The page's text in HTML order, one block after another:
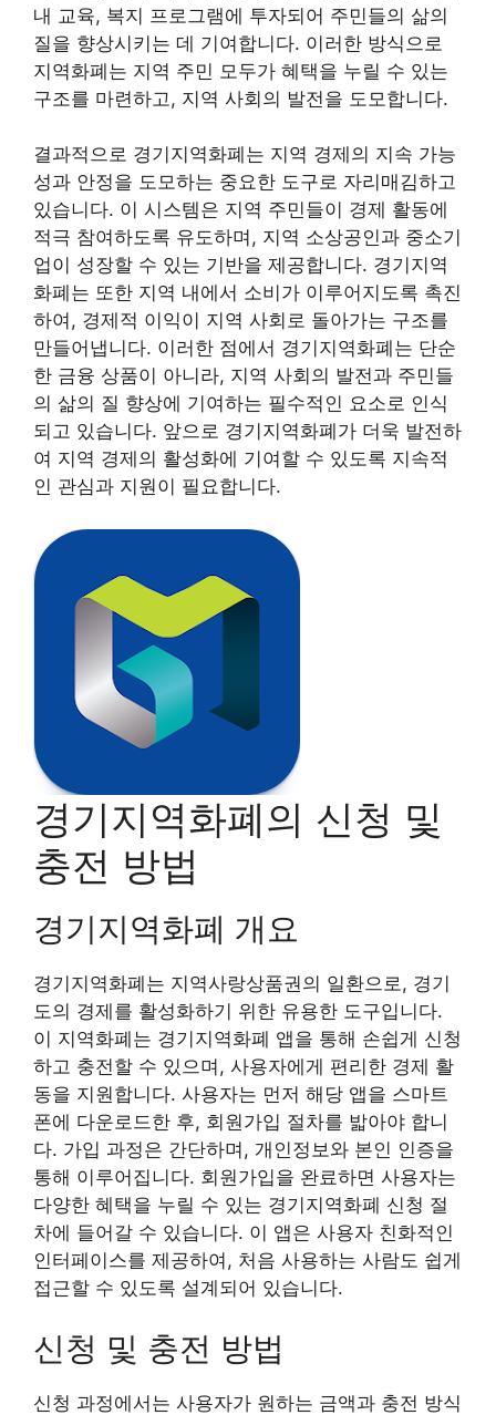
내 교육, 복지 프로그램에 투자되어 주민들의 삶의
질을 향상시키는 데 기여합니다. 이러한 방식으로
지역화폐는 지역 주민 모두가 혜택을 누릴 수 있는
구조를 마련하고, 지역 사회의 발전을 도모합니다.
결과적으로 경기지역화폐는 지역 경제의 지속 가능
성과 안정을 도모하는 중요한 도구로 자리매김하고
있습니다. 이 시스템은 지역 주민들이 경제 활동에
적극 참여하도록 유도하며, 지역 소상공인과 중소기
업이 성장할 수 있는 기반을 제공합니다. 경기지역
화폐는 또한 지역 내에서 소비가 이루어지도록 촉진
하여, 경제적 이익이 지역 사회로 돌아가는 구조를
만들어냅니다. 이러한 점에서 경기지역화폐는 단순
한 금융 상품이 아니라, 지역 사회의 발전과 주민들
의 삶의 질 향상에 기여하는 필수적인 요소로 인식
되고 있습니다. 앞으로 경기지역화폐가 더욱 발전하
여 지역 경제의 활성화에 기여할 수 있도록 지속적
인 관심과 지원이 필요합니다.
경기지역화폐의 신청 및
충전 방법
경기지역화폐 개요
경기지역화폐는 지역사랑상품권의 일환으로, 경기
도의 경제를 활성화하기 위한 유용한 도구입니다.
이 지역화폐는 경기지역화폐 앱을 통해 손쉽게 신청
하고 충전할 수 있으며, 사용자에게 편리한 경제 활
동을 지원합니다. 사용자는 먼저 해당 앱을 스마트
폰에 다운로드한 후, 회원가입 절차를 밟아야 합니
다. 가입 과정은 간단하며, 개인정보와 본인 인증을
통해 이루어집니다. 회원가입을 완료하면 사용자는
다양한 혜택을 누릴 수 있는 경기지역화폐 신청 절
차에 들어갈 수 있습니다. 이 앱은 사용자 친화적인
인터페이스를 제공하여, 처음 사용하는 사람도 쉽게
접근할 수 있도록 설계되어 있습니다.
신청 및 충전 방법
신청 과정에서는 사용자가 원하는 금액과 충전 방식